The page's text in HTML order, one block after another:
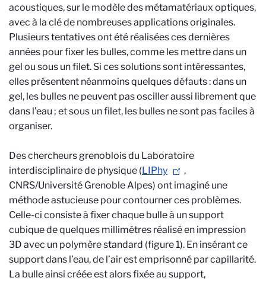
acoustiques, sur le modèle des métamatériaux optiques,
avec à la clé de nombreuses applications originales.
Plusieurs tentatives ont été réalisées ces dernières
années pour fixer les bulles, comme les mettre dans un
gel ou sous un filet. Si ces solutions sont intéressantes,
elles présentent néanmoins quelques défauts : dans un
gel, les bulles ne peuvent pas osciller aussi librement que
dans l’eau ; et sous un filet, les bulles ne sont pas faciles à
organiser.
Des chercheurs grenoblois du Laboratoire
interdisciplinaire de physique (LIPhy
,
CNRS/Université Grenoble Alpes) ont imaginé une
méthode astucieuse pour contourner ces problèmes.
Celle-ci consiste à fixer chaque bulle à un support
cubique de quelques millimètres réalisé en impression
3D avec un polymère standard (figure 1). En insérant ce
support dans l’eau, de l’air est emprisonné par capillarité.
La bulle ainsi créée est alors fixée au support,